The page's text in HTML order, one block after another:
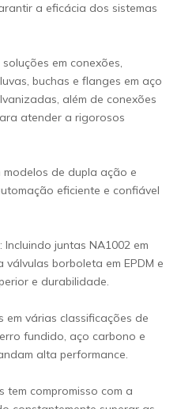
a eficácia dos sistemas
em conexões,
buchas e flanges em aço
além de conexões
atender a rigorosos
modelos de dupla ação e
eficiente e confiável
Incluindo juntas NA1002 em
borboleta em EPDM e
e durabilidade.
em várias classificações de
fundido, aço carbono e
alta performance.
tem compromisso com a